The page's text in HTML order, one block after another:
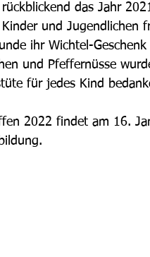
rückblickend das Jahr
und Jugendlichen
ihr Wichtel-
und Pfeffernüsse
für jedes Kind
2022 findet am 16.